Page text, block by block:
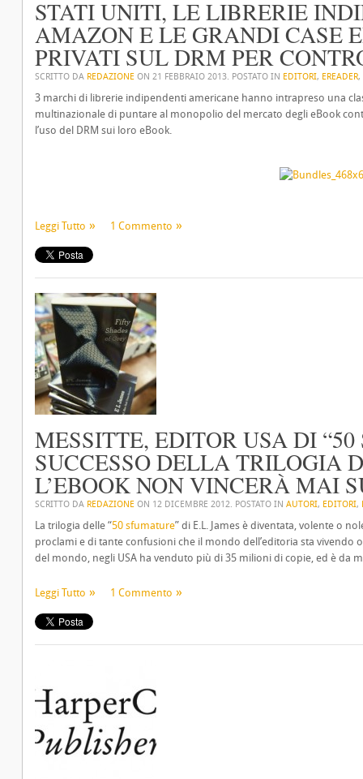
STATI UNITI, LE LIBRERIE
AMAZON E LE GRANDI CASE
PRIVATI SUL DRM PER
SCRITTO DA REDAZIONE ON 21 FEBBRAIO 2013. POSTATO IN EDITORI, EREADER,
3 marchi di librerie indipendenti americane hanno intrapreso una
multinazionale di puntare al monopolio del mercato degli eBook
l’uso del DRM sui loro eBook.
Leggi Tutto 1 Commento
MESSITTE, EDITOR USA DI
SUCCESSO DELLA TRILOGIA
L’EBOOK NON VINCERÀ MAI
SCRITTO DA REDAZIONE ON 12 DICEMBRE 2012. POSTATO IN AUTORI, EDITORI,
La trilogia delle “50 sfumature” di E.L. James è diventata, volente o
proclami e di tante confusioni che il mondo dell’editoria sta vivendo
del mondo, negli USA ha venduto più di 35 milioni di copie, ed è da
Leggi Tutto 1 Commento